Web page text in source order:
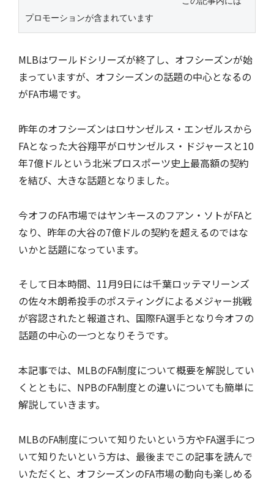
プロモーションが含まれています
MLBはワールドシリーズが終了し、オフシーズンが始
まっていますが、オフシーズンの話題の中心となるの
がFA市場です。
昨年のオフシーズンはロサンゼルス・エンゼルスから
FAとなった大谷翔平がロサンゼルス・ドジャースと10
年7億ドルという北米プロスポーツ史上最高額の契約
を結び、大きな話題となりました。
今オフのFA市場ではヤンキースのフアン・ソトがFAと
なり、昨年の大谷の7億ドルの契約を超えるのではな
いかと話題になっています。
そして日本時間、11月9日には千葉ロッテマリーンズ
の佐々木朗希投手のポスティングによるメジャー挑戦
が容認されたと報道され、国際FA選手となり今オフの
話題の中心の一つとなりそうです。
本記事では、MLBのFA制度について概要を解説してい
くとともに、NPBのFA制度との違いについても簡単に
解説していきます。
MLBのFA制度について知りたいという方やFA選手につ
いて知りたいという方は、最後までこの記事を読んで
いただくと、オフシーズンのFA市場の動向も楽しめる